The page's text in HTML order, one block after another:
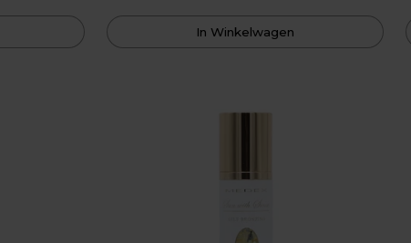
In Winkelwagen